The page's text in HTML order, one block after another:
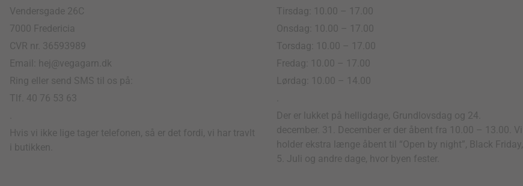
Vendersgade 26C
7000 Fredericia
CVR nr. 36593989
Email: hej@vegagarn.dk
Ring eller send SMS til os på:
Tlf. 40 76 53 63
Hvis vi ikke lige tager telefonen, så er det fordi, vi har travlt
i butikken.
Tirsdag: 10.00 – 17.00
Onsdag: 10.00 – 17.00
Torsdag: 10.00 – 17.00
Fredag: 10.00 – 17.00
Lørdag: 10.00 – 14.00
Der er lukket på helligdage, Grundlovsdag og 24.
december. 31. December er der åbent fra 10.00 – 13.00. Vi
holder ekstra længe åbent til “Open by night”, Black Friday,
5. Juli og andre dage, hvor byen fester.